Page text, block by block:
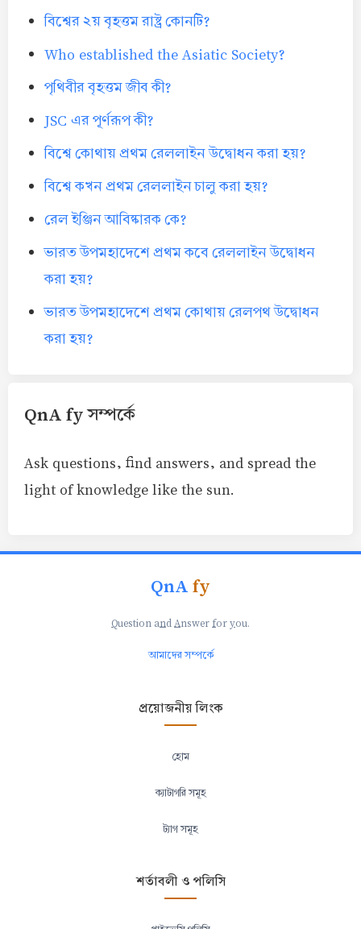
বিশ্বের ২য় বৃহত্তম রাষ্ট্র কোনটি?
Who established the Asiatic Society?
পৃথিবীর বৃহত্তম জীব কী?
JSC এর পূর্ণরূপ কী?
বিশ্বে কোথায় প্রথম রেললাইন উদ্বোধন করা হয়?
বিশ্বে কখন প্রথম রেললাইন চালু করা হয়?
রেল ইঞ্জিন আবিষ্কারক কে?
ভারত উপমহাদেশে প্রথম কবে রেললাইন উদ্বোধন
করা হয়?
ভারত উপমহাদেশে প্রথম কোথায় রেলপথ উদ্বোধন
করা হয়?
QnA fy সম্পর্কে
Ask questions, find answers, and spread the
light of knowledge like the sun.
QnAfy
Question andAnswer foryou.
আমাদের সম্পর্কে
প্রয়োজনীয় লিংক
হোম
ক্যাটাগরি সমূহ
ট্যাগ সমূহ
শর্তাবলী ও পলিসি